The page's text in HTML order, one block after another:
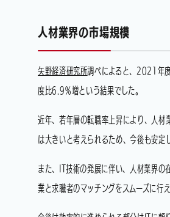
人材業界の市場規模
矢野経済研究所調べによると、2021年
度比6.9％増という結果でした。
近年、若年層の転職率上昇により、人材
は大きいと考えられるため、今後も安定
また、IT技術の発展に伴い、人材業界の
業と求職者のマッチングをスムーズに行